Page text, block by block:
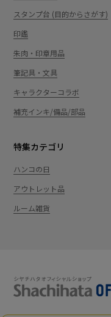
スタンプ台 (目的からさがす)
印鑑
朱肉・印章用品
筆記具・文具
キャラクターコラボ
補充インキ/備品/部品
特集カテゴリ
ハンコの日
アウトレット品
ルーム雑貨